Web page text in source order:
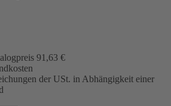
91,63 €
der USt. in Abhängigkeit einer